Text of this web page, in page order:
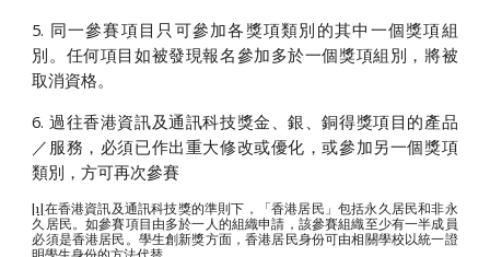
5. 同一參賽項目只可參加各獎項類別的其中一個獎項組
別。任何項目如被發現報名參加多於一個獎項組別，將被
取消資格。
6. 過往香港資訊及通訊科技獎金、銀、銅得獎項目的產品
／服務，必須已作出重大修改或優化，或參加另一個獎項
類別，方可再次參賽
[1]在香港資訊及通訊科技獎的準則下，「香港居民」包括永久居民和非永
久居民。如參賽項目由多於一人的組織申請，該參賽組織至少有一半成員
必須是香港居民。學生創新獎方面，香港居民身份可由相關學校以統一證